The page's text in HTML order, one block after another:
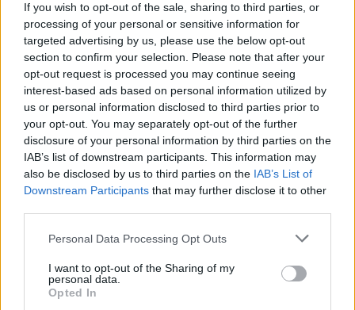
If you wish to opt-out of the sale, sharing to third parties, or
processing of your personal or sensitive information for
targeted advertising by us, please use the below opt-out
section to confirm your selection. Please note that after your
opt-out request is processed you may continue seeing
interest-based ads based on personal information utilized by
us or personal information disclosed to third parties prior to
your opt-out. You may separately opt-out of the further
disclosure of your personal information by third parties on the
IAB’s list of downstream participants. This information may
also be disclosed by us to third parties on the IAB’s List of
Downstream Participants that may further disclose it to other
Please note that this website/app uses one or more Google
not limited to your visit or usage behaviour. You may click to
grant or deny consent to Google and its third-party tags to
use your data for below specified purposes in below Google
Personal Data Processing Opt Outs
I want to opt-out of the Sharing of my
personal data.
Opted In
σχετικών εκτιμήσεων. Χρειάζεται επίσης να
υπάρξει το πλαίσιο. Αυτή τη στιγμή δεν υπάρχει
εθνική στρατηγική για το υδρογόνο, ούτε
νομοθετικό και ρυθμιστικό πλαίσιο, αν και υπάρχει
από πλευράς του αρμόδιου υπουργείου η διάθεση
για τη δημιουργία της πρώτης έκδοσης του
πλαισίου στο πρώτο εξάμηνο του 2024. Είναι
απαραίτητο, τέλος, να δοθούν κίνητρα για την
παραγωγή και κατανάλωση υδρογόνου, όπως η
μεταφορέα, η διευκόλυνση της χωροθέτησης και
αδειοδότησης μονάδων που το χρησιμοποιούν και
η παροχή κινήτρων σε καταναλωτές όπως η